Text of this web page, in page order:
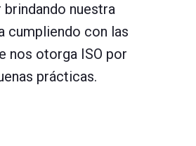
brindando nuestra
cumpliendo con las
nos otorga ISO por
prácticas.